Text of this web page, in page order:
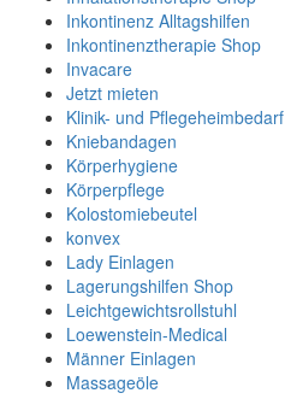
Inkontinenz Alltagshilfen
Inkontinenztherapie Shop
Invacare
Jetzt mieten
Klinik- und Pflegeheimbedarf
Kniebandagen
Körperhygiene
Körperpflege
Kolostomiebeutel
konvex
Lady Einlagen
Lagerungshilfen Shop
Leichtgewichtsrollstuhl
Loewenstein-Medical
Männer Einlagen
Massageöle